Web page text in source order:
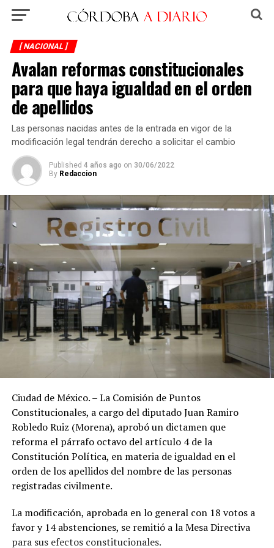
[ NACIONAL ]
Avalan reformas constitucionales
para que haya igualdad en el orden
de apellidos
Las personas nacidas antes de la entrada en vigor de la
modificación legal tendrán derecho a solicitar el cambio
Published 4 años ago on 30/06/2022
By Redaccion
Ciudad de México. – La Comisión de Puntos
Constitucionales, a cargo del diputado Juan Ramiro
Robledo Ruiz (Morena), aprobó un dictamen que
reforma el párrafo octavo del artículo 4 de la
Constitución Política, en materia de igualdad en el
orden de los apellidos del nombre de las personas
registradas civilmente.
La modificación, aprobada en lo general con 18 votos a
favor y 14 abstenciones, se remitió a la Mesa Directiva
para sus efectos constitucionales.